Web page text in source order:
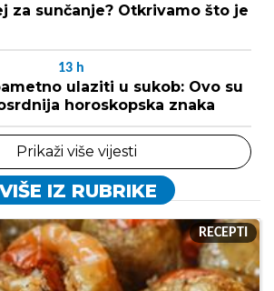
za sunčanje? Otkrivamo što je
13 h
ulaziti u sukob: Ovo su
horoskopska znaka
Prikaži više vijesti
IZ RUBRIKE
RECEPTI